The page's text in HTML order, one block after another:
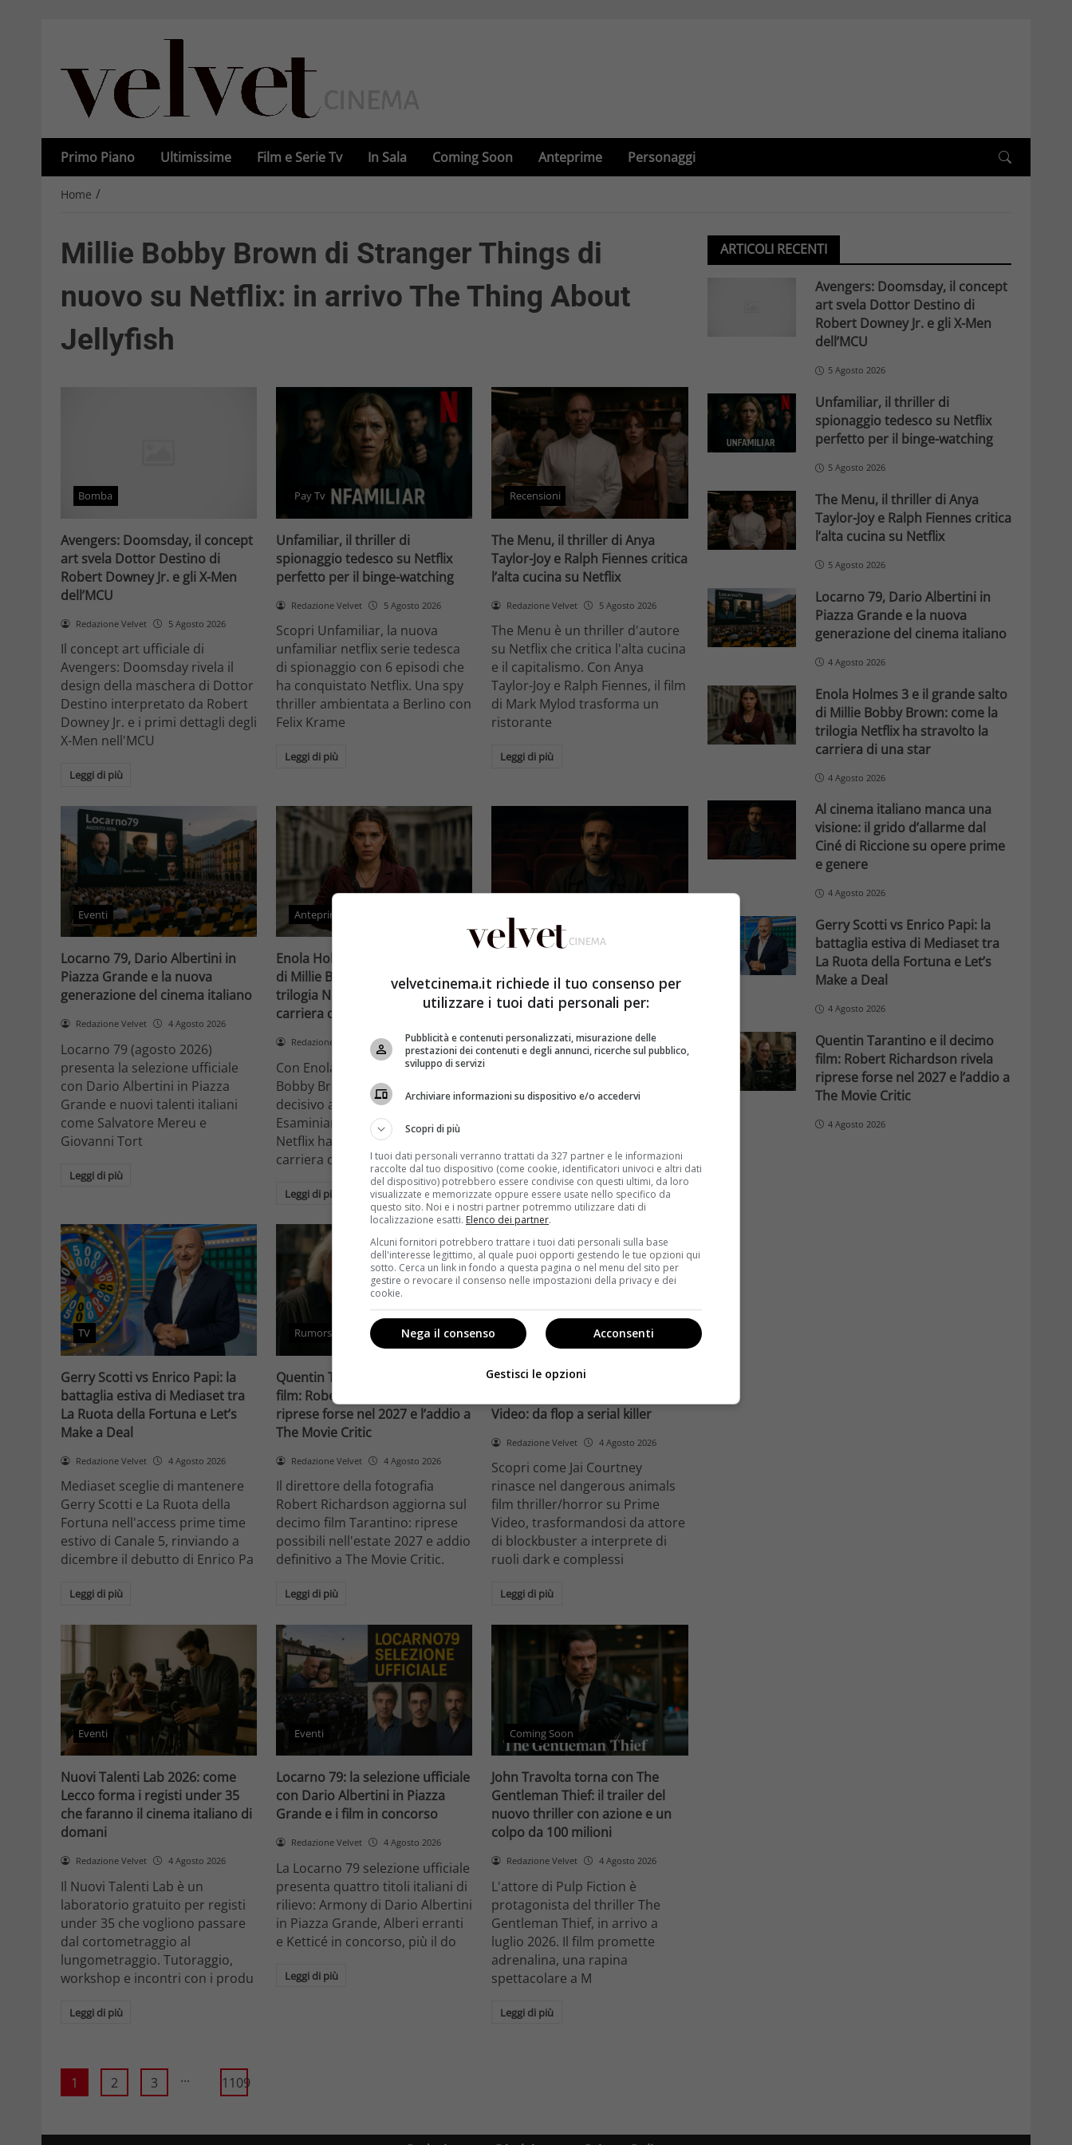
Primo Piano Ultimissime Film e Serie Tv In Sala Coming Soon Anteprime Personaggi
Home /
Millie Bobby Brown di Stranger Things di
nuovo su Netflix: in arrivo The Thing About
Jellyfish
Bomba
Avengers: Doomsday, il concept
art svela Dottor Destino di
Robert Downey Jr. e gli X-Men
dell’MCU
Redazione Velvet 5 Agosto 2026
Il concept art ufficiale di
Avengers: Doomsday rivela il
design della maschera di Dottor
Destino interpretato da Robert
Downey Jr. e i primi dettagli degli
X-Men nell'MCU
Leggi di più
Pay Tv
Unfamiliar, il thriller di
spionaggio tedesco su Netflix
perfetto per il binge-watching
Redazione Velvet 5 Agosto 2026
Scopri Unfamiliar, la nuova
unfamiliar netflix serie tedesca
di spionaggio con 6 episodi che
ha conquistato Netflix. Una spy
thriller ambientata a Berlino con
Felix Krame
Leggi di più
Recensioni
The Menu, il thriller di Anya
Taylor-Joy e Ralph Fiennes critica
l’alta cucina su Netflix
Redazione Velvet 5 Agosto 2026
The Menu è un thriller d'autore
su Netflix che critica l'alta cucina
e il capitalismo. Con Anya
Taylor-Joy e Ralph Fiennes, il film
di Mark Mylod trasforma un
ristorante
Leggi di più
Eventi
Locarno 79, Dario Albertini in
Piazza Grande e la nuova
generazione del cinema italiano
Redazione Velvet 4 Agosto 2026
Locarno 79 (agosto 2026)
presenta la selezione ufficiale
con Dario Albertini in Piazza
Grande e nuovi talenti italiani
come Salvatore Mereu e
Giovanni Tort
Leggi di più
Anteprime
Enola Holmes 3 e il grande salto
di Millie Bobby Brown: come la
trilogia Netflix ha stravolto la
carriera di una star
Redazione Velvet 4 Agosto 2026
Con Enola Holmes 3, Millie
Bobby Brown compie un salto
decisivo a Hollywood.
Esaminiamo come la trilogia
Netflix ha trasformato la sua
carriera da attrice
Leggi di più
Eventi
visione: il grido d’allarme dal
Ciné di Riccione su opere prime
e genere
Redazione Velvet 4 Agosto 2026
poche new entry, scarso
Ciné di Riccione.
Leggi di più
TV
Gerry Scotti vs Enrico Papi: la
battaglia estiva di Mediaset tra
La Ruota della Fortuna e Let’s
Make a Deal
Redazione Velvet 4 Agosto 2026
Mediaset sceglie di mantenere
Gerry Scotti e La Ruota della
Fortuna nell'access prime time
estivo di Canale 5, rinviando a
dicembre il debutto di Enrico Pa
Leggi di più
Rumors
Quentin Tarantino e il decimo
film: Robert Richardson rivela
riprese forse nel 2027 e l’addio a
The Movie Critic
Redazione Velvet 4 Agosto 2026
Il direttore della fotografia
Robert Richardson aggiorna sul
decimo film Tarantino: riprese
possibili nell'estate 2027 e addio
definitivo a The Movie Critic.
Leggi di più
Anteprime
Jai Courtney si riscatta con
Video: da flop a serial killer
Redazione Velvet 4 Agosto 2026
Scopri come Jai Courtney
rinasce nel dangerous animals
film thriller/horror su Prime
Video, trasformandosi da attore
di blockbuster a interprete di
ruoli dark e complessi
Leggi di più
Eventi
Nuovi Talenti Lab 2026: come
Lecco forma i registi under 35
che faranno il cinema italiano di
domani
Redazione Velvet 4 Agosto 2026
Il Nuovi Talenti Lab è un
laboratorio gratuito per registi
under 35 che vogliono passare
dal cortometraggio al
lungometraggio. Tutoraggio,
workshop e incontri con i produ
Leggi di più
Eventi
Locarno 79: la selezione ufficiale
con Dario Albertini in Piazza
Grande e i film in concorso
Redazione Velvet 4 Agosto 2026
La Locarno 79 selezione ufficiale
presenta quattro titoli italiani di
rilievo: Armony di Dario Albertini
in Piazza Grande, Alberi erranti
e Ketticé in concorso, più il do
Leggi di più
Coming Soon
John Travolta torna con The
Gentleman Thief: il trailer del
nuovo thriller con azione e un
colpo da 100 milioni
Redazione Velvet 4 Agosto 2026
L'attore di Pulp Fiction è
protagonista del thriller The
Gentleman Thief, in arrivo a
luglio 2026. Il film promette
adrenalina, una rapina
spettacolare a M
Leggi di più
1 2 3 ... 1109
ARTICOLI RECENTI
Avengers: Doomsday, il concept
art svela Dottor Destino di
Robert Downey Jr. e gli X-Men
dell’MCU
5 Agosto 2026
Unfamiliar, il thriller di
spionaggio tedesco su Netflix
perfetto per il binge-watching
5 Agosto 2026
The Menu, il thriller di Anya
Taylor-Joy e Ralph Fiennes critica
l’alta cucina su Netflix
5 Agosto 2026
Locarno 79, Dario Albertini in
Piazza Grande e la nuova
generazione del cinema italiano
4 Agosto 2026
Enola Holmes 3 e il grande salto
di Millie Bobby Brown: come la
trilogia Netflix ha stravolto la
carriera di una star
4 Agosto 2026
Al cinema italiano manca una
visione: il grido d’allarme dal
Ciné di Riccione su opere prime
e genere
4 Agosto 2026
Gerry Scotti vs Enrico Papi: la
battaglia estiva di Mediaset tra
La Ruota della Fortuna e Let’s
Make a Deal
4 Agosto 2026
Quentin Tarantino e il decimo
film: Robert Richardson rivela
riprese forse nel 2027 e l’addio a
The Movie Critic
4 Agosto 2026
velvetcinema.it richiede il tuo consenso per
utilizzare i tuoi dati personali per:
Pubblicità e contenuti personalizzati, misurazione delle
prestazioni dei contenuti e degli annunci, ricerche sul pubblico,
sviluppo di servizi
Archiviare informazioni su dispositivo e/o accedervi
Scopri di più
I tuoi dati personali verranno trattati da 327 partner e le informazioni
raccolte dal tuo dispositivo (come cookie, identificatori univoci e altri dati
del dispositivo) potrebbero essere condivise con questi ultimi, da loro
visualizzate e memorizzate oppure essere usate nello specifico da
questo sito. Noi e i nostri partner potremmo utilizzare dati di
localizzazione esatti. Elenco dei partner.
Alcuni fornitori potrebbero trattare i tuoi dati personali sulla base
dell'interesse legittimo, al quale puoi opporti gestendo le tue opzioni qui
sotto. Cerca un link in fondo a questa pagina o nel menu del sito per
gestire o revocare il consenso nelle impostazioni della privacy e dei
cookie.
Acconsenti
Nega il consenso
Gestisci le opzioni